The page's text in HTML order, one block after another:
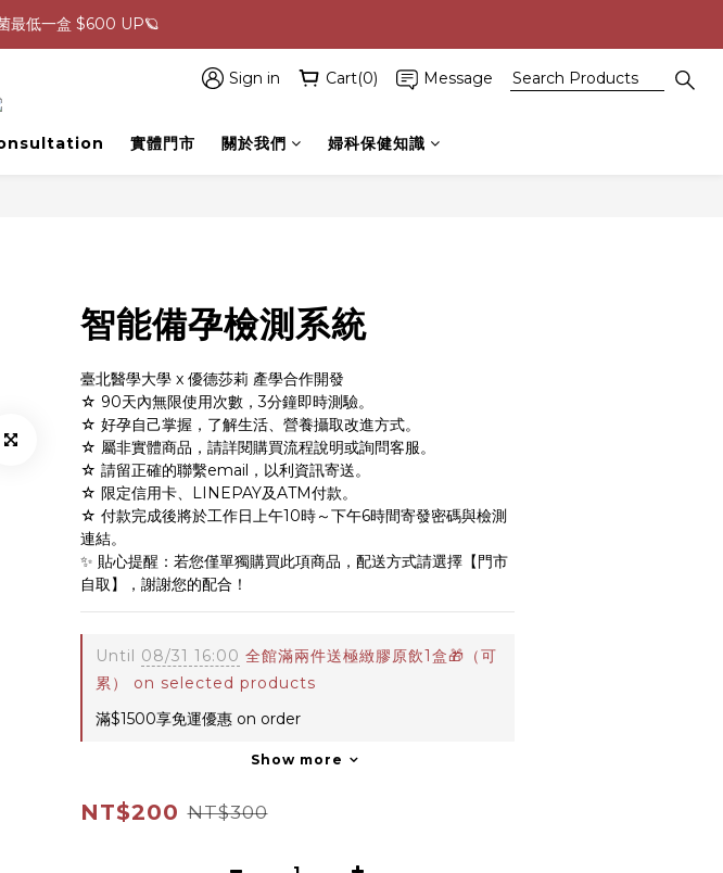
$2000結帳88折💖
理組限時優惠✨
Sign in Cart(0) Message
實體門市 關於我們 婦科保健知識
智能備孕檢測系統
臺北醫學大學 x 優德莎莉 產學合作開發
☆ 90天內無限使用次數，3分鐘即時測驗。
☆ 好孕自己掌握，了解生活、營養攝取改進方式。
☆ 屬非實體商品，請詳閱購買流程說明或詢問客服。
☆ 請留正確的聯繫email，以利資訊寄送。
☆ 限定信用卡、LINEPAY及ATM付款。
☆ 付款完成後將於工作日上午10時～下午6時間寄發密碼與檢測
連結。
✨ 貼心提醒：若您僅單獨購買此項商品，配送方式請選擇【門市
自取】，謝謝您的配合！
Until 08/31 16:00 全館滿兩件送極緻膠原飲1盒🎁（可
累） on selected products
滿$1500享免運優惠 on order
Show more
NT$200 NT$300